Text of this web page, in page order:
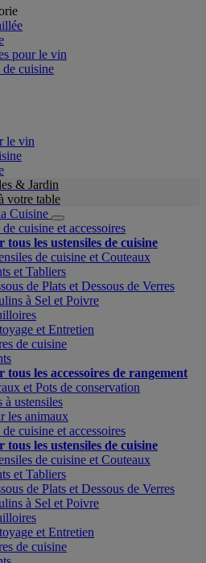
pour le vin
de cuisine
le vin
& Jardin
votre table
Cuisine
cuisine et accessoires
tous les ustensiles de cuisine
de cuisine et Couteaux
et Tabliers
de Plats et Dessous de Verres
à Sel et Poivre
et Entretien
de cuisine
tous les accessoires de rangement
et Pots de conservation
à ustensiles
les animaux
cuisine et accessoires
tous les ustensiles de cuisine
de cuisine et Couteaux
et Tabliers
de Plats et Dessous de Verres
à Sel et Poivre
et Entretien
de cuisine